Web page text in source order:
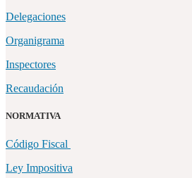
Delegaciones
Organigrama
Inspectores
Recaudación
NORMATIVA
Código Fiscal
Ley Impositiva